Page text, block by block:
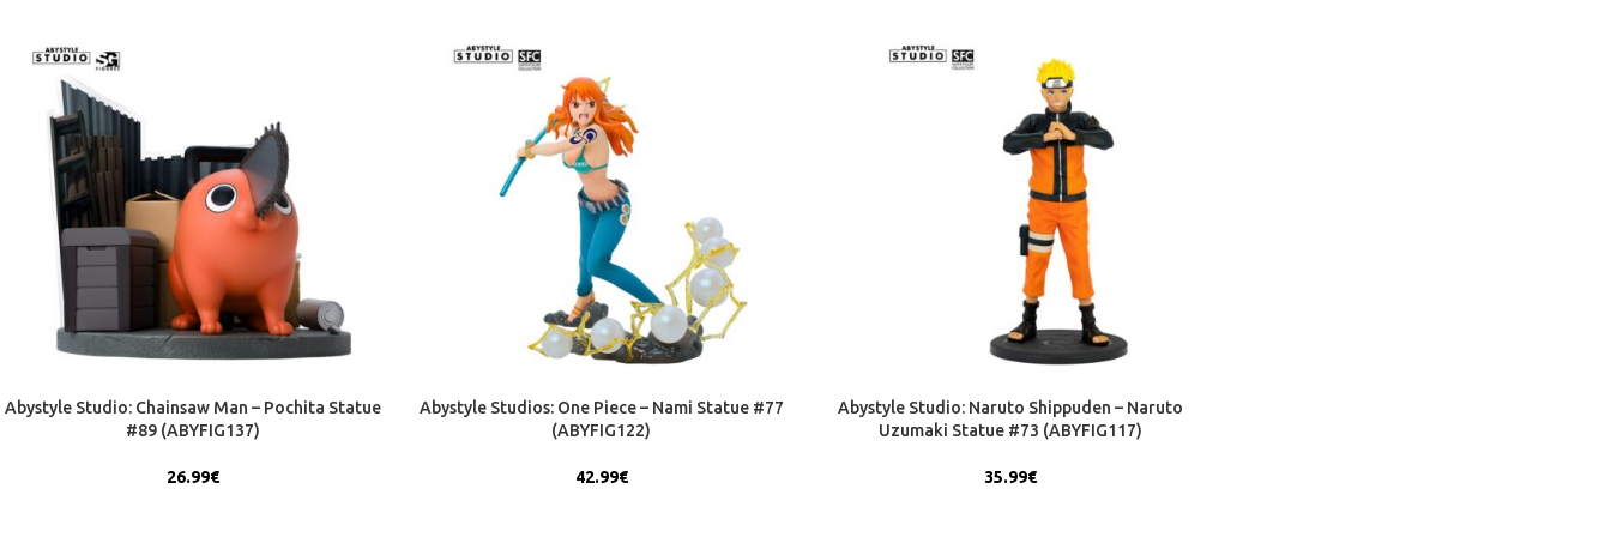
Abystyle Studio: Chainsaw Man – Pochita Statue
#89 (ABYFIG137)
26.99€
Abystyle Studios: One Piece – Nami Statue #77
(ABYFIG122)
42.99€
Abystyle Studio: Naruto Shippuden – Naruto
Uzumaki Statue #73 (ABYFIG117)
35.99€